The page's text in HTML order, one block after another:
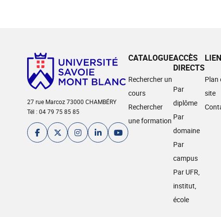
27 rue Marcoz 73000 CHAMBÉRY
Tél : 04 79 75 85 85
CATALOGUE
Rechercher un
cours
Rechercher
une formation
ACCÈS
DIRECTS
Par
diplôme
Par
domaine
Par
campus
Par UFR,
institut,
école
Plan
site